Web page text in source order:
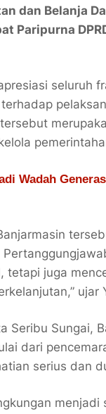
dan Belanja
Paripurna
seluruh
Wadah
juga
ujar
Seribu Sungai,
dari
serius dan